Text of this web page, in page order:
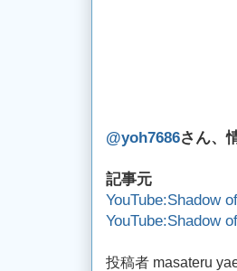
@yoh7686さん、
記事元
YouTube:Shadow
YouTube:Shadow
投稿者 masateru